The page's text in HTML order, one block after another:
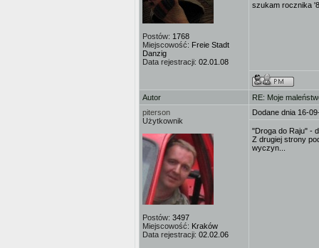
Postów: 1768
Miejscowość: Freie Stadt
Danzig
Data rejestracji: 02.01.08
szukam rocznika
Autor
RE: Moje
piterson
Użytkownik
Postów: 3497
Miejscowość: Kraków
Data rejestracji: 02.02.06
Dodane dnia 16-
"Droga do Raju" -
Z drugiej strony
wyczyn...